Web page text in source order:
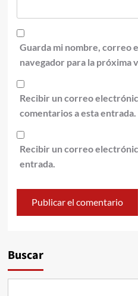
Guarda mi nombre, correo
navegador para la próxima
Recibir un correo
comentarios a esta entrada.
Recibir un correo
entrada.
Buscar